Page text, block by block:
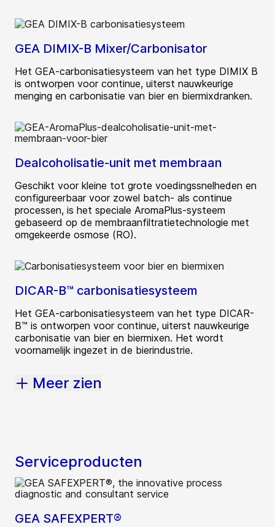
GEA DIMIX-B Mixer/Carbonisator
Het GEA-carbonisatiesysteem van het type DIMIX B
is ontworpen voor continue, uiterst nauwkeurige
menging en carbonisatie van bier en biermixdranken.
Dealcoholisatie-unit met membraan
Geschikt voor kleine tot grote voedingssnelheden en
configureerbaar voor zowel batch- als continue
processen, is het speciale AromaPlus-systeem
gebaseerd op de membraanfiltratietechnologie met
omgekeerde osmose (RO).
DICAR-B™ carbonisatiesysteem
Het GEA-carbonisatiesysteem van het type DICAR-
B™ is ontworpen voor continue, uiterst nauwkeurige
carbonisatie van bier en biermixen. Het wordt
voornamelijk ingezet in de bierindustrie.
Meer zien
Serviceproducten
GEA SAFEXPERT®